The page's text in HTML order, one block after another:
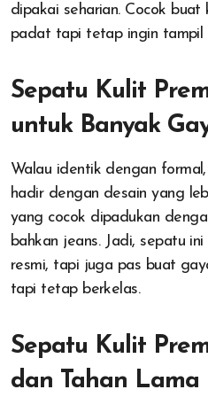
dipakai seharian. Cocok
padat tapi tetap ingin tampil
Sepatu Kulit
untuk Banyak
Walau identik dengan
hadir dengan desain yang
yang cocok dipadukan
bahkan jeans. Jadi, sepatu
resmi, tapi juga pas buat
tapi tetap berkelas.
Sepatu Kulit
dan Tahan Lama